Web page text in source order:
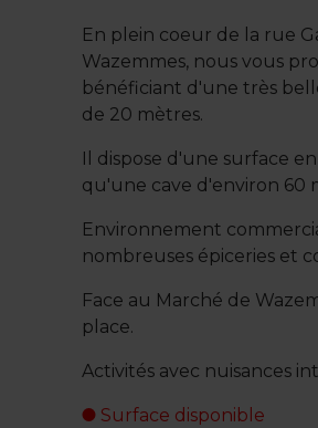
En plein coeur de la rue
Wazemmes, nous vous
bénéficiant d'une très
de 20 mètres.
Il dispose d'une surface
qu'une cave d'environ 60
Environnement
nombreuses épiceries et
Face au Marché de
place.
Activités avec nuisances
Surface disponible